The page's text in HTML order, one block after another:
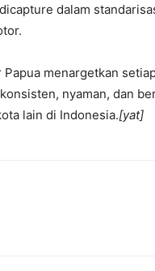
dalam
menargetkan
nyaman, dan
lain di Indonesia.[yat]